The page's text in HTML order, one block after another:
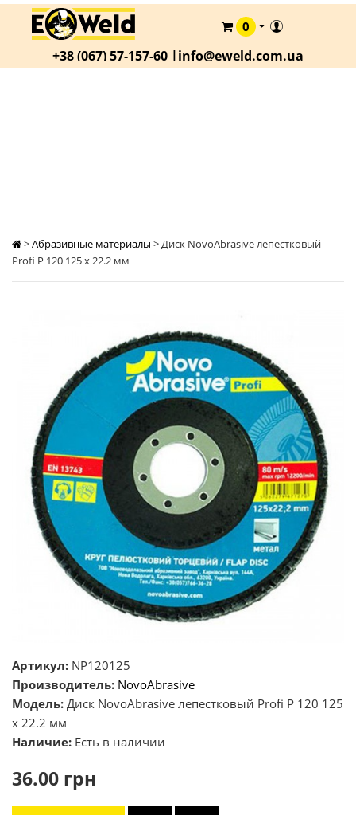
КАТАЛОГ
О
0
+38 (067) 57-157-60 |info@eweld.com.ua
>Абразивные материалы >Диск NovoAbrasive лепестковый
Profi P 120 125 х 22.2 мм
Артикул: NP120125
Производитель: NovoAbrasive
Модель: Диск NovoAbrasive лепестковый Profi P 120 125
х 22.2 мм
Наличие: Есть в наличии
36.00 грн